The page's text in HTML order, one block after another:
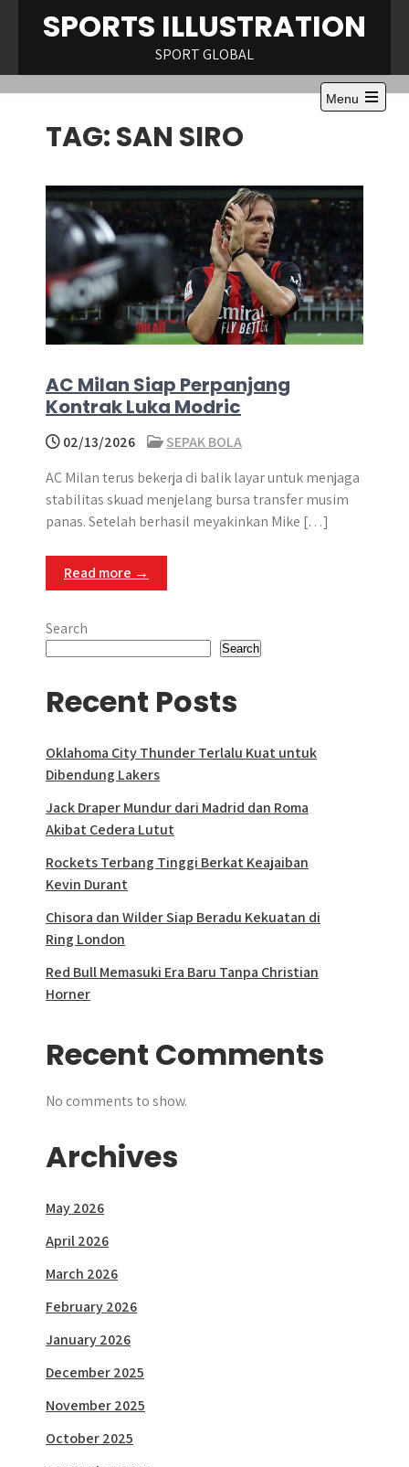
SPORTS ILLUSTRATION
SPORT GLOBAL
Menu
Open
TAG:SAN SIRO
AC Milan Siap Perpanjang
Kontrak Luka Modric
02/13/2026
SEPAK BOLA
AC Milan terus bekerja di balik layar untuk menjaga
stabilitas skuad menjelang bursa transfer musim
panas. Setelah berhasil meyakinkan Mike […]
Read more →
Search
Search
Recent Posts
Oklahoma City Thunder Terlalu Kuat untuk
Dibendung Lakers
Jack Draper Mundur dari Madrid dan Roma
Akibat Cedera Lutut
Rockets Terbang Tinggi Berkat Keajaiban
Kevin Durant
Chisora dan Wilder Siap Beradu Kekuatan di
Ring London
Red Bull Memasuki Era Baru Tanpa Christian
Horner
Recent Comments
No comments to show.
Archives
May 2026
April 2026
March 2026
February 2026
January 2026
December 2025
November 2025
October 2025